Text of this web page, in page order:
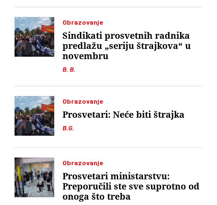
Obrazovanje
B. B.
Sindikati prosvetnih radnika
predlažu „seriju štrajkova“ u
novembru
Obrazovanje
B.G.
Prosvetari: Neće biti štrajka
Obrazovanje
Prosvetari ministarstvu:
Preporučili ste sve suprotno od
onoga što treba